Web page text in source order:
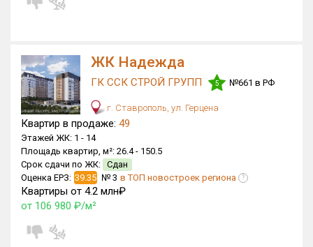
Блокированных домов
ЖК Надежда
ГК ССК СТРОЙ ГРУПП 5 №661 в РФ
г. Ставрополь, ул. Герцена
Квартир в продаже: 49
Этажей ЖК: 1 - 14
Площадь квартир, м²: 26.4 - 150.5
Срок сдачи по ЖК: Сдан
Оценка ЕРЗ: 39.35 № 3 в ТОП новостроек региона ?
Квартиры от 4.2 млн₽
от 106 980 ₽/м²